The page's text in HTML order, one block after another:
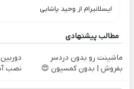
ایسلانیرام از وحید پاشایی
مطالب پیشنهادی
ماشینت رو بدون دردسر
بفروش | بدون کمسیون 😍
نصب